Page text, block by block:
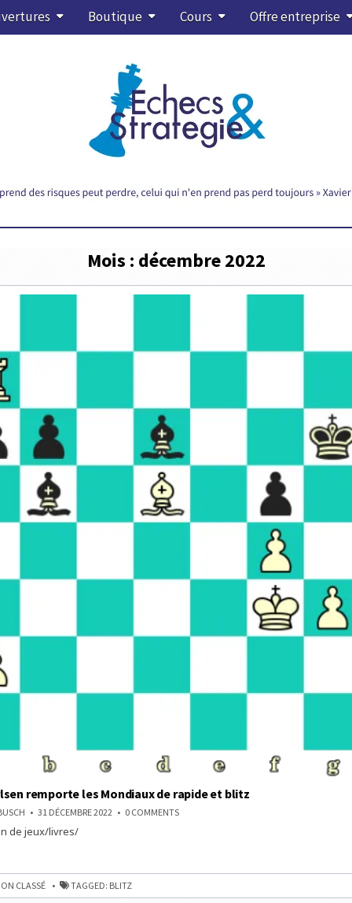
Boutique Cours Offre entreprise
Mois : décembre 2022
remporte les Mondiaux de rapide et blitz
31 DÉCEMBRE 2022 0 COMMENTSON
RAPIDE
BLITZ
de jeux/livres/
CLASSÉ TAGGED: BLITZ